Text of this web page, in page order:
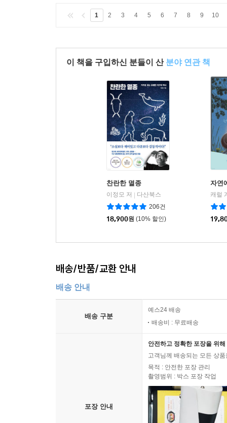
1 2 3 4 5 6 7 8 9 10
이 책을 구입하신 분들이 산 분야 연관 책
찬란한 멸종
이정모 저
다산북스
206건
18,900원 (10% 할인)
자연
캐럴
배송/반품/교환 안내
배송 안내
배송 구분
예스24 배송
배송비 : 무료배송
포장 안내
안전하고 정확한 포장을 위
고객님께 배송되는 모든 상
목적 : 안전한 포장 관리
촬영범위 : 박스 포장 작업